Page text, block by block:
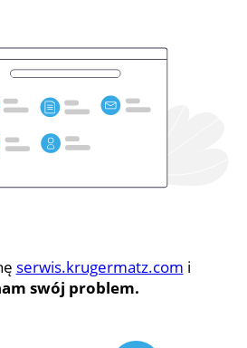
serwis.krugermatz.com i
swój problem.